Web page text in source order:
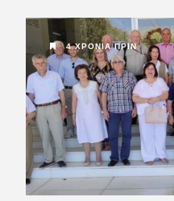
4 ΧΡΌΝΙΑ ΠΡΙΝ